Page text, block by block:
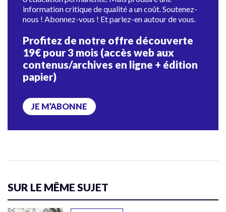
information critique de qualité a un coût. Soutenez-
nous ! Abonnez-vous ! Et parlez-en autour de vous.
Profitez de notre offre découverte
19€ pour 3 mois (accès web aux
contenus/archives en ligne + édition
papier)
JE M’ABONNE
SUR LE MÊME SUJET